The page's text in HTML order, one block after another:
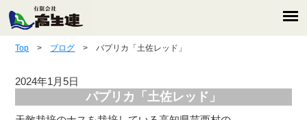
Top > ブログ > パプリカ「土佐レッド」
2024年1月5日
パプリカ「土佐レッド」